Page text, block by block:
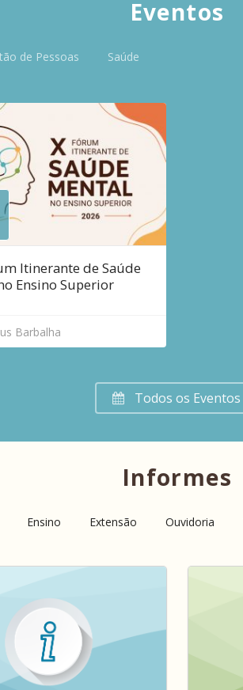
Eventos
de Pessoas Saúde
Itinerante de Saúde
Ensino Superior
Barbalha
Todos os Eventos
Informes
Ensino Extensão Ouvidoria